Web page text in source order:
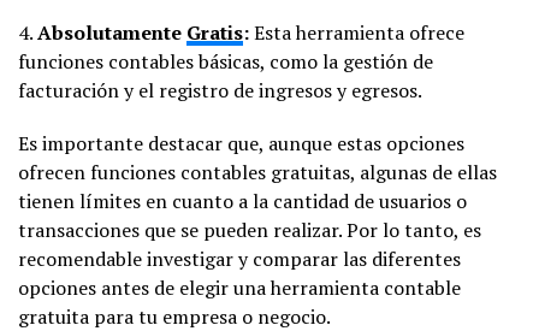
4.Absolutamente Gratis:Esta herramienta ofrece
funciones contables básicas, como la gestión de
facturación y el registro de ingresos y egresos.
Es importante destacar que, aunque estas opciones
ofrecen funciones contables gratuitas, algunas de ellas
tienen límites en cuanto a la cantidad de usuarios o
transacciones que se pueden realizar. Por lo tanto, es
recomendable investigar y comparar las diferentes
opciones antes de elegir una herramienta contable
gratuita para tu empresa o negocio.